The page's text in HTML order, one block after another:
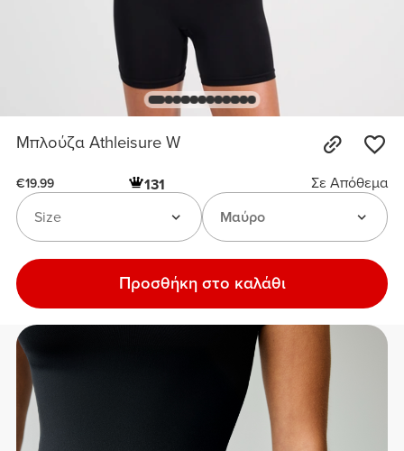
Μπλούζα Athleisure W
€19.99 131
Σε Απόθεμα
Μαύρο
Size
Προσθήκη στο καλάθι